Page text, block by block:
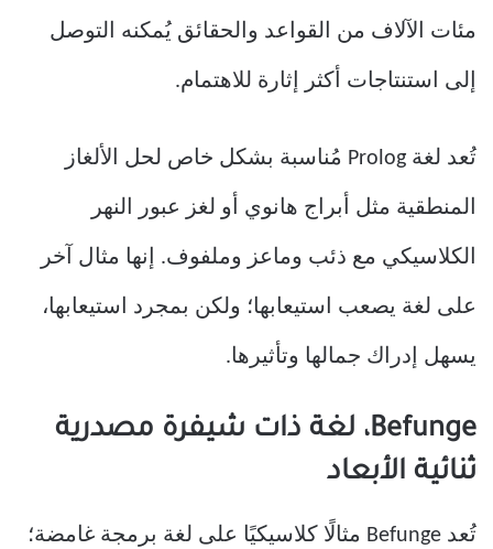
مئات الآلاف من القواعد والحقائق يُمكنه التوصل
إلى استنتاجات أكثر إثارة للاهتمام.
تُعد لغة Prolog مُناسبة بشكل خاص لحل الألغاز
المنطقية مثل أبراج هانوي أو لغز عبور النهر
الكلاسيكي مع ذئب وماعز وملفوف. إنها مثال آخر
على لغة يصعب استيعابها؛ ولكن بمجرد استيعابها،
يسهل إدراك جمالها وتأثيرها.
Befunge، لغة ذات شيفرة مصدرية
ثنائية الأبعاد
تُعد Befunge مثالًا كلاسيكيًا على لغة برمجة غامضة؛